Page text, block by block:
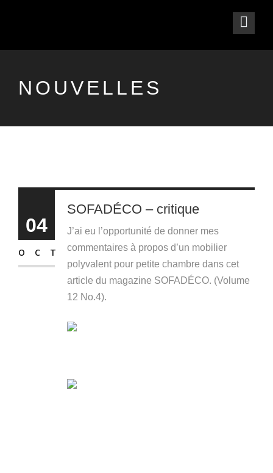
NOUVELLES
04
OCT
SOFADÉCO – critique
J’ai eu l’opportunité de donner mes
commentaires à propos d’un mobilier
polyvalent pour petite chambre dans cet
article du magazine SOFADÉCO. (Volume
12 No.4).